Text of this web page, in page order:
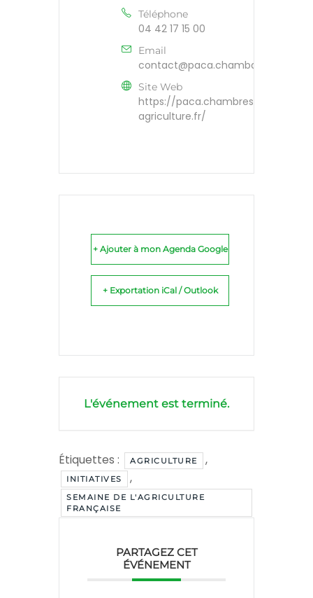
Téléphone
04 42 17 15 00
Email
contact@paca.chambagri.fr
Site Web
https://paca.chambres-
agriculture.fr/
+ Ajouter à mon Agenda Google
+ Exportation iCal / Outlook
L'événement est terminé.
Étiquettes : AGRICULTURE ,
INITIATIVES ,
SEMAINE DE L'AGRICULTURE
FRANÇAISE
PARTAGEZ CET
ÉVÉNEMENT